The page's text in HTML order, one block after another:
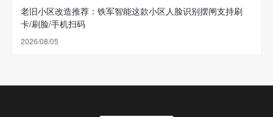
老旧小区改造推荐：铁军智能这款小区人脸识别摆闸支持刷
卡/刷脸/手机扫码
2026/08/05